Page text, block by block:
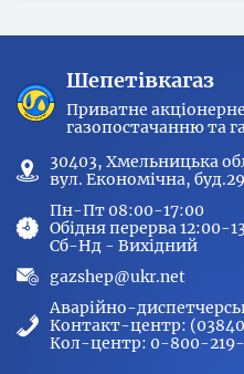
Шепетівкагаз
Приватне
газопостачанню та
30403, Хмельницька
вул. Економічна, буд.29
Пн-Пт 08:00-17:00
Обідня перерва 12:00-
Сб-Нд - Вихідний
gazshep@ukr.net
Аварійно-
Контакт-центр:
Кол-центр: 0-800-219-